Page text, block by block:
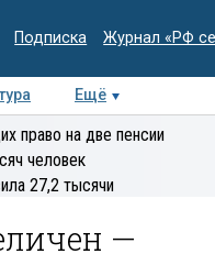
Подписка Журнал «РФ
Ещё
Колумнисты
право на две пенсии
человек
27,2 тысячи
—